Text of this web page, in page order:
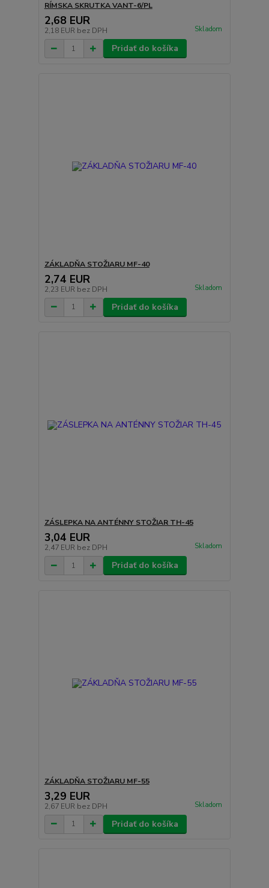
RÍMSKA SKRUTKA VANT-6/PL
2,68 EUR
2,18 EUR bez DPH Skladom
Pridať do košíka
ZÁKLADŇA STOŽIARU MF-40
2,74 EUR
2,23 EUR bez DPH Skladom
Pridať do košíka
ZÁSLEPKA NA ANTÉNNY STOŽIAR TH-45
3,04 EUR
2,47 EUR bez DPH Skladom
Pridať do košíka
ZÁKLADŇA STOŽIARU MF-55
3,29 EUR
2,67 EUR bez DPH Skladom
Pridať do košíka